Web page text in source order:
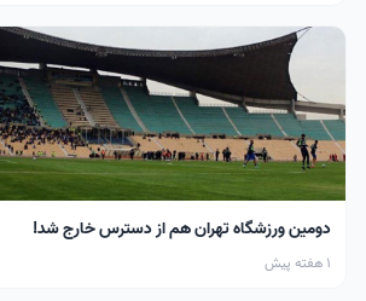
دومین ورزشگاه تهران هم از دسترس خارج شد!
1 هفته پیش